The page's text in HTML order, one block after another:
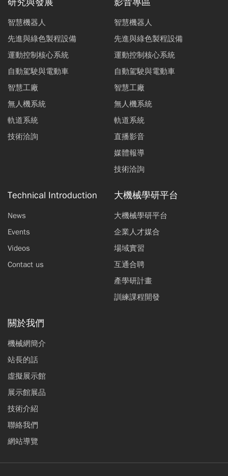
智慧機器人
先進與綠色製程設備
運動控制核心系統
自動駕駛與電動車
智慧工廠
無人機系統
軌道系統
技術洽詢
智慧機器人
先進與綠色製程設備
運動控制核心系統
自動駕駛與電動車
智慧工廠
無人機系統
軌道系統
直播影音
媒體報導
技術洽詢
Technical Introduction
News
Events
Videos
Contact us
大機械學研平台
大機械學研平台
企業人才媒合
場域實習
互通合聘
產學研計畫
訓練課程開發
關於我們
機械網簡介
站長的話
虛擬展示館
展示館展品
技術介紹
聯絡我們
網站導覽